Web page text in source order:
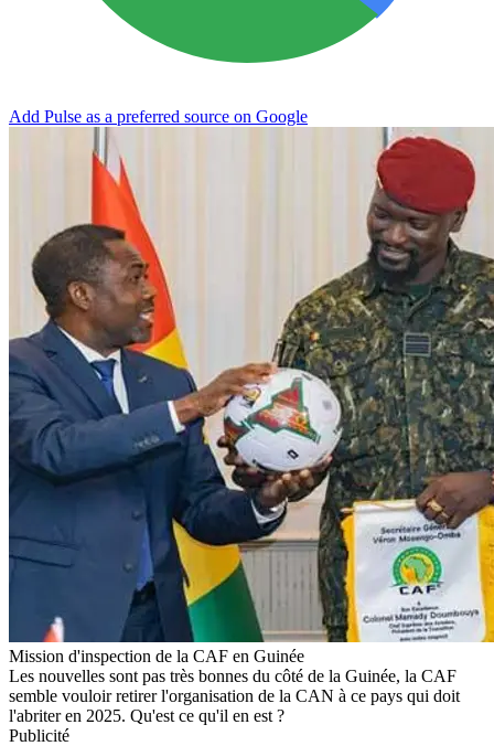
Add Pulse as a preferred source on Google
Mission d'inspection de la CAF en Guinée
Les nouvelles sont pas très bonnes du côté de la Guinée, la CAF
semble vouloir retirer l'organisation de la CAN à ce pays qui doit
l'abriter en 2025. Qu'est ce qu'il en est ?
Publicité